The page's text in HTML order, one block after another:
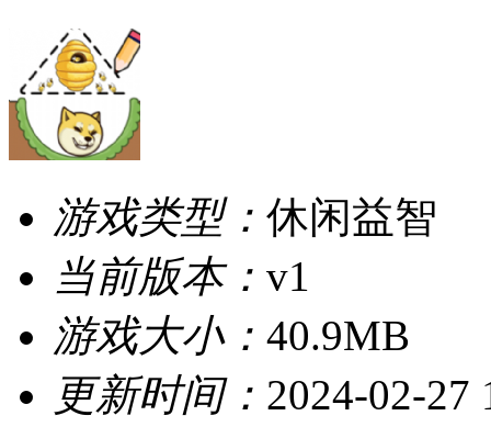
游戏类型： 休闲益智
当前版本： v1
游戏大小： 40.9MB
更新时间： 2024-02-27